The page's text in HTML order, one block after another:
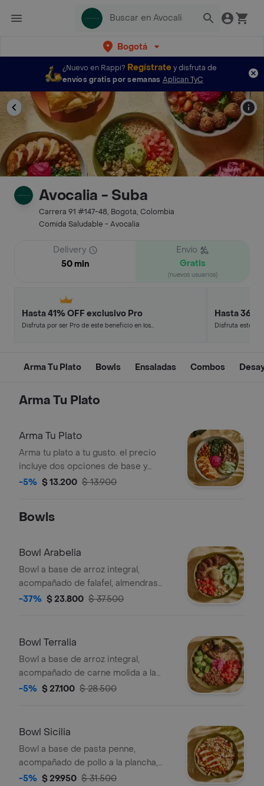
Bogotá
¿Nuevo en Rappi? Regístratey disfruta de
envíos gratis por semanas Aplican TyC
Avocalia - Suba
Carrera 91 #147-48, Bogota, Colombia
Comida Saludable - Avocalia
Delivery
50 min
Envío
Gratis
(nuevos usuarios)
Hasta 41% OFF exclusivo Pro
Disfruta por ser Pro de este beneficio en los
Hasta 36%
Disfruta este
Arma Tu Plato Bowls Ensaladas Combos
Arma Tu Plato
Arma Tu Plato
Arma tu plato a tu gusto. el precio
incluye dos opciones de base y
vinagreta
-5% $ 13.200 $ 13.900
Bowls
Bowl Arabelia
Bowl a base de arroz integral,
acompañado de falafel, almendras
fileteadas, tomate chonto, pepino,
-37% $ 23.800 $ 37.500
Bowl Terralia
Bowl a base de arroz integral,
acompañado de carne molida a la
criolla, tomate chonto, aguacate,
-5% $ 27.100 $ 28.500
Bowl Sicilia
Bowl a base de pasta penne,
acompañado de pollo a la plancha,
pesto, tomate chonto y queso feta.
-5% $ 29.950 $ 31.500